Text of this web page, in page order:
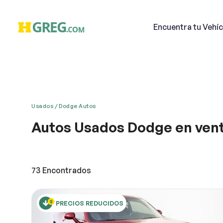
Encuentra tu
Usados Dodge Autos
Autos Usados Dodge en
en el mercado. Es un automóvil de calidad total
perfecta de exterior robusto y cómodo interior,
73 Encontrados
PRECIOS REDUCIDOS